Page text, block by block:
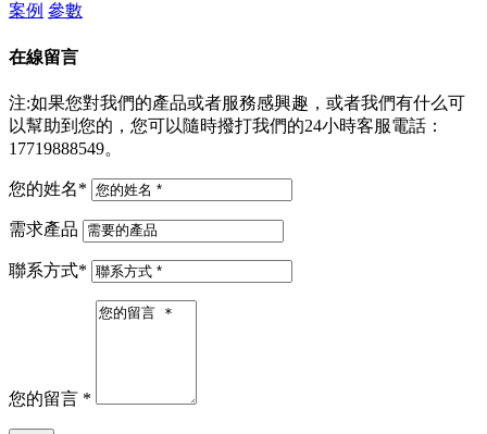
案例 參數
在線留言
注:如果您對我們的產品或者服務感興趣，或者我們有什么可
以幫助到您的，您可以隨時撥打我們的24小時客服電話：
17719888549。
您的姓名*
需求產品
聯系方式*
您的留言 *